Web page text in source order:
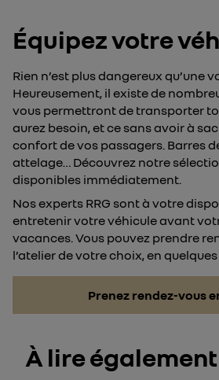
Équipez votre
Rien n’est plus dangereux qu’une
Heureusement, il existe de
vous permettront de transporter
aurez besoin, et ce sans avoir à
confort de vos passagers. Barres
attelage… Découvrez notre
disponibles immédiatement.
Nos experts RRG sont à votre
entretenir votre véhicule avant
vacances. Vous pouvez prendre
l’atelier de votre choix, en
Prenez rendez-vous
À lire également